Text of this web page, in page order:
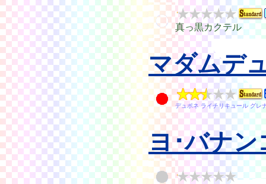
真っ黒カクテル
マダムデ
デュポネ ライチリキュール グレ
ヨ･バナン